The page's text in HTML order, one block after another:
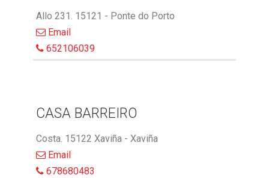
Allo 231. 15121 - Ponte do Porto
Email
652106039
CASA BARREIRO
Costa. 15122 Xaviña - Xaviña
Email
678680483